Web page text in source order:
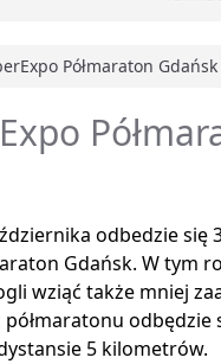
Półmaraton Gdańsk
odbedzie się
Gdańsk. W tym
wziąć także mniej
odbędzie
5 kilometrów.